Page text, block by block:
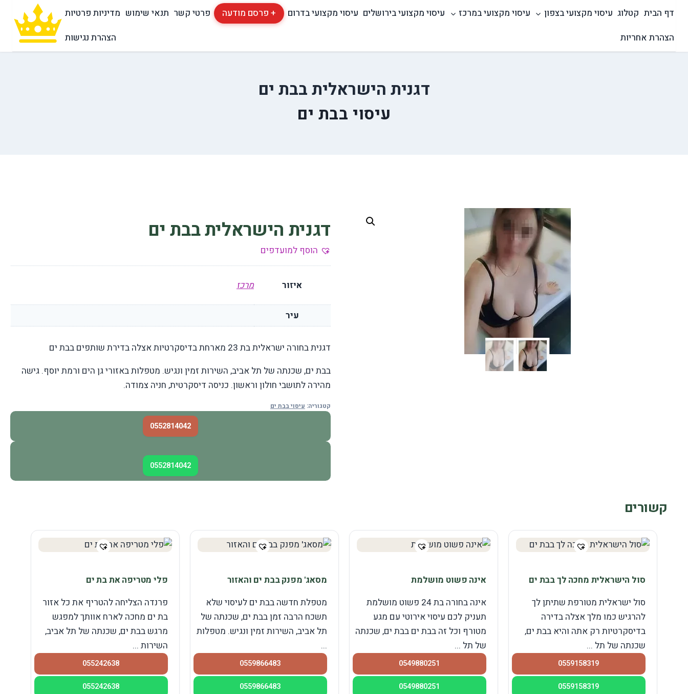
content
דף הבית קטלוג עיסוי מקצועי בצפון עיסוי מקצועי במרכז עיסוי מקצועי בירושלים עיסוי מקצועי בדרום + פרסם מודעה פרטי קשר תנאי שימוש מדיניות פרטיות
הצהרת אחריות
הצהרת נגישות
דגנית הישראלית בבת ים
עיסוי בבת ים
דגנית הישראלית בבת ים
הוסף למועדפים
איזור מרכז
עיר
דגנית בחורה ישראלית בת 23 מארחת בדיסקרטיות אצלה בדירת שותפים בבת ים
בבת ים, שכנתה של תל אביב, השירות זמין ונגיש. מטפלות באזורי גן הים ורמת יוסף. גישה
מהירה לתושבי חולון וראשון. כניסה דיסקרטית, חניה צמודה.
קטגוריה: עיסוי בבת ים
0552814042
0552814042
קשורים
סול הישראלית מחכה לך בבת ים
סול ישראלית מטורפת שתיתן לך
להרגיש כמו מלך אצלה בדירה
בדיסקרטיות רק אתה והיא בבת ים,
שכנתה של תל ...
0559158319
0559158319
אינה פשוט מושלמת
אינה בחורה בת 24 פשוט מושלמת
תעניק לכם עיסוי אירוטי עם מגע
מטורף וכל זה בבת ים בבת ים, שכנתה
של תל ...
0549880251
0549880251
מסאג' מפנק בבת ים והאזור
מטפלת חדשה בבת ים לעיסוי שלא
תשכח הרבה זמן בבת ים, שכנתה של
תל אביב, השירות זמין ונגיש. מטפלות
...
0559866483
0559866483
פלי מטריפה את בת ים
פרנדה הצליחה להטריף את כל אזור
בת ים מחכה לארח אוותך למפגש
מרגש בבת ים, שכנתה של תל אביב,
השירות ...
055242638
055242638